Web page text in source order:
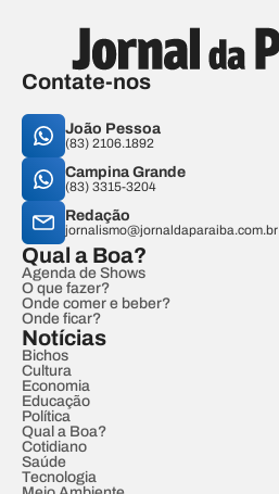
Contate-nos
João Pessoa
(83) 2106.1892
Campina Grande
(83) 3315-3204
Redação
jornalismo@jornaldaparaiba.com.br
Qual a Boa?
Agenda de Shows
O que fazer?
Onde comer e beber?
Onde ficar?
Notícias
Bichos
Cultura
Economia
Educação
Política
Qual a Boa?
Cotidiano
Saúde
Tecnologia